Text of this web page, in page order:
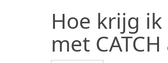
Hoe krijg
met